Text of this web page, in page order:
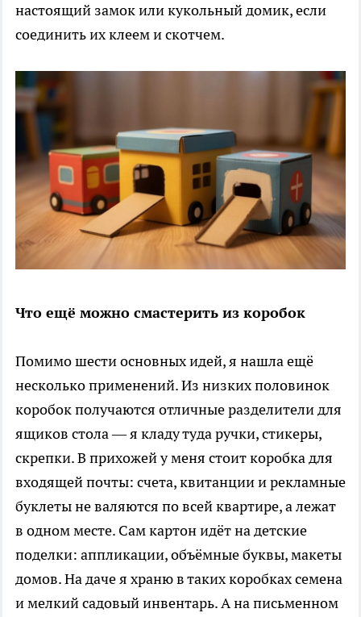
настоящий замок или кукольный домик, если
соединить их клеем и скотчем.
Что ещё можно смастерить из коробок
Помимо шести основных идей, я нашла ещё
несколько применений. Из низких половинок
коробок получаются отличные разделители для
ящиков стола — я кладу туда ручки, стикеры,
скрепки. В прихожей у меня стоит коробка для
входящей почты: счета, квитанции и рекламные
буклеты не валяются по всей квартире, а лежат
в одном месте. Сам картон идёт на детские
поделки: аппликации, объёмные буквы, макеты
домов. На даче я храню в таких коробках семена
и мелкий садовый инвентарь. А на письменном